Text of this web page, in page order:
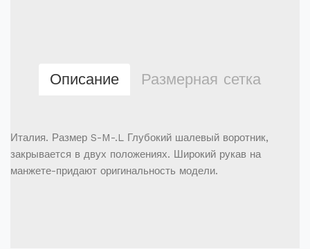
Описание Размерная сетка
Италия. Размер S-M-.L Глубокий шалевый воротник,
закрывается в двух положениях. Широкий рукав на
манжете-придают оригинальность модели.